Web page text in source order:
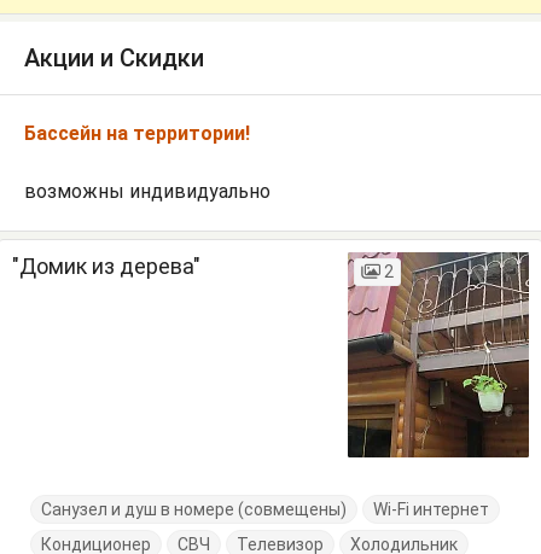
Акции и Скидки
Бассейн на территории!
возможны индивидуально
"Домик из дерева" 2
Санузел и душ в номере (совмещены)
Wi-Fi интернет
Кондиционер
СВЧ Телевизор
Холодильник